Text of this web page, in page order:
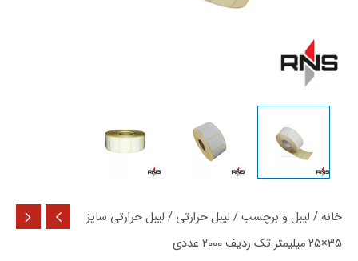
خانه / لیبل و برچسب/ لیبل حرارتی / لیبل حرارتی سایز
35×25 میلیمتر تک ردیف 2000 عددی